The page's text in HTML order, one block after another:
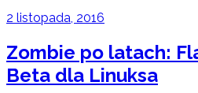
2 listopada, 2016
Zombie po latach:
Beta dla Linuksa